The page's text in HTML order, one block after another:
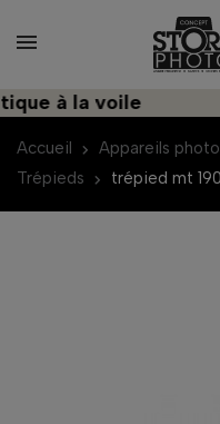
à la voile
Accueil Appareils photo
Trépieds
trépied mt